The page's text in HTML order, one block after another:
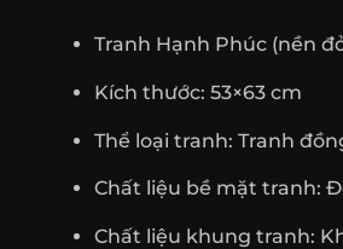
Tranh Hạnh Phúc (nền
Kích thước: 53×63 cm
Thể loại tranh: Tranh
Chất liệu bề mặt tranh:
Chất liệu khung tranh: